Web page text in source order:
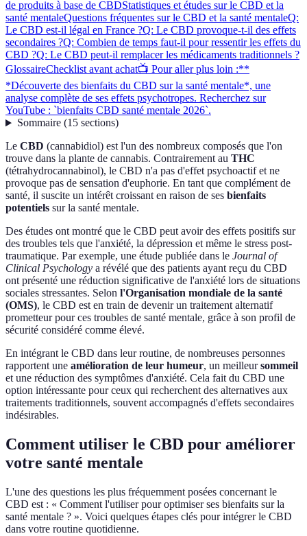
de produits à base de CBDStatistiques et études sur le CBD et la
santé mentaleQuestions fréquentes sur le CBD et la santé mentaleQ:
Le CBD est-il légal en France ?Q: Le CBD provoque-t-il des effets
secondaires ?Q: Combien de temps faut-il pour ressentir les effets du
CBD ?Q: Le CBD peut-il remplacer les médicaments traditionnels ?
GlossaireChecklist avant achat📺 Pour aller plus loin :**
*Découverte des bienfaits du CBD sur la santé mentale*, une
analyse complète de ses effets psychotropes. Recherchez sur
YouTube : `bienfaits CBD santé mentale 2026`.
Sommaire(15 sections)
Le CBD (cannabidiol) est l'un des nombreux composés que l'on
trouve dans la plante de cannabis. Contrairement au THC
(tétrahydrocannabinol), le CBD n'a pas d'effet psychoactif et ne
provoque pas de sensation d'euphorie. En tant que complément de
santé, il suscite un intérêt croissant en raison de ses bienfaits
potentiels sur la santé mentale.
Des études ont montré que le CBD peut avoir des effets positifs sur
des troubles tels que l'anxiété, la dépression et même le stress post-
traumatique. Par exemple, une étude publiée dans le Journal of
Clinical Psychology a révélé que des patients ayant reçu du CBD
ont présenté une réduction significative de l'anxiété lors de situations
sociales stressantes. Selon l'Organisation mondiale de la santé
(OMS), le CBD est en train de devenir un traitement alternatif
prometteur pour ces troubles de santé mentale, grâce à son profil de
sécurité considéré comme élevé.
En intégrant le CBD dans leur routine, de nombreuses personnes
rapportent une amélioration de leur humeur, un meilleursommeil
et une réduction des symptômes d'anxiété. Cela fait du CBD une
option intéressante pour ceux qui recherchent des alternatives aux
traitements traditionnels, souvent accompagnés d'effets secondaires
indésirables.
Comment utiliser le CBD pour améliorer
votre santé mentale
L'une des questions les plus fréquemment posées concernant le
CBD est : « Comment l'utiliser pour optimiser ses bienfaits sur la
santé mentale ? ». Voici quelques étapes clés pour intégrer le CBD
dans votre routine quotidienne.